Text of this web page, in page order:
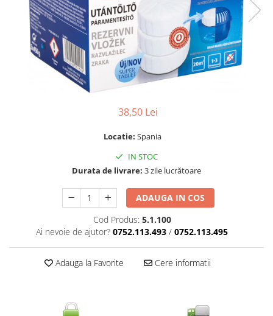
38,50 Lei
Locatie: Spania
IN STOC
Durata de livrare: 3 zile lucrătoare
ADAUGA IN COS
Cod Produs: 5.1.100
Ai nevoie de ajutor? 0752.113.493 / 0752.113.495
Adauga la Favorite Cere informatii